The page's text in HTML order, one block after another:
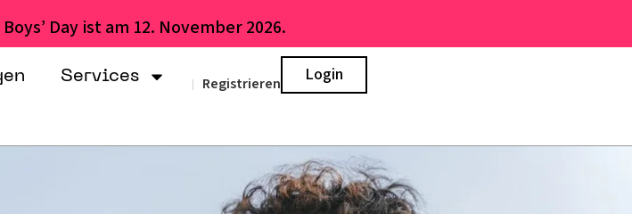
Day ist am 12. November 2026.
Services | Registrieren Login